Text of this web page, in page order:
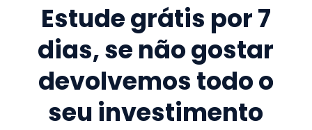
Estude grátis por 7
dias, se não gostar
devolvemos todo o
seu investimento